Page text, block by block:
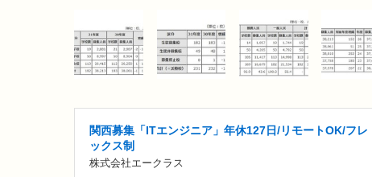
関西募集「ITエンジニア」年休127日/リモートOK/フレ
ックス制
株式会社エークラス